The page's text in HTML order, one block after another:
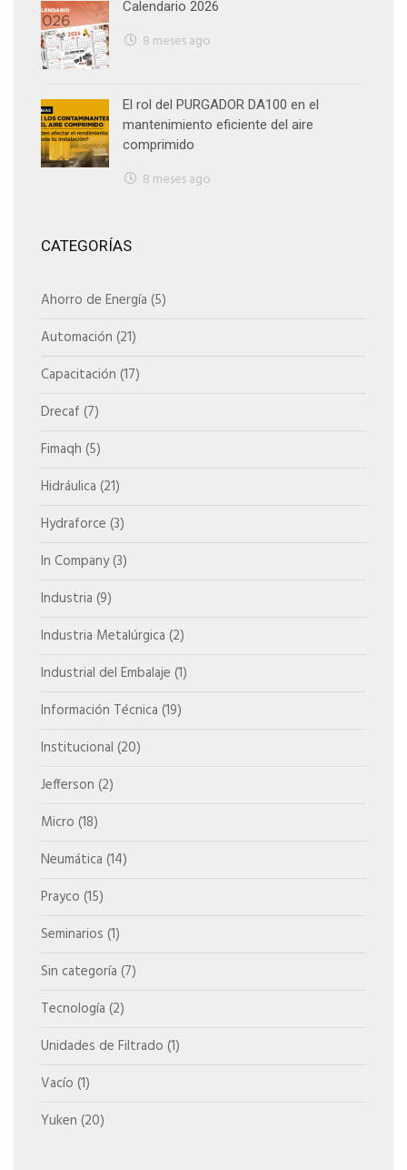
Calendario 2026
8 meses ago
El rol del PURGADOR DA100 en el
mantenimiento eficiente del aire
comprimido
8 meses ago
CATEGORÍAS
Ahorro de Energía (5)
Automación (21)
Capacitación (17)
Drecaf (7)
Fimaqh (5)
Hidráulica (21)
Hydraforce (3)
In Company(3)
Industria (9)
Industria Metalúrgica (2)
Industrial del Embalaje (1)
Información Técnica (19)
Institucional (20)
Jefferson (2)
Micro (18)
Neumática (14)
Prayco (15)
Seminarios (1)
Sin categoría (7)
Tecnología (2)
Unidades de Filtrado (1)
Vacío (1)
Yuken (20)